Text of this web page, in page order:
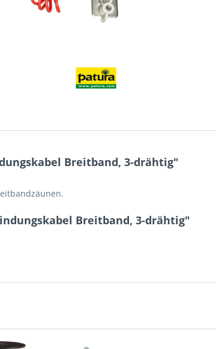
Breitband, 3-drähtig"
Breitband, 3-drähtig"